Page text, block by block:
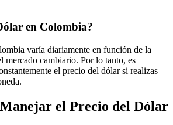
en Colombia?
varía diariamente en función de la
mercado cambiario. Por lo tanto, es
el precio del dólar si realizas
el Precio del Dólar